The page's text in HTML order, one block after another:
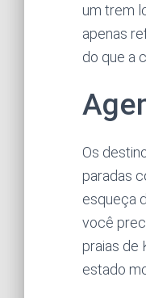
um trem
apenas
do que a
Os
paradas
esqueça
você
praias de
estado